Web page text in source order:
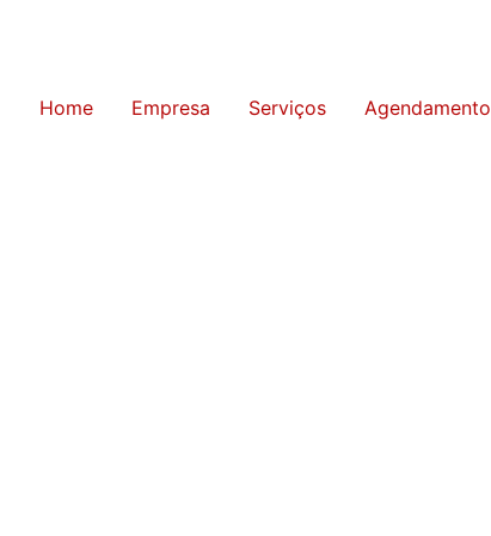
Home Empresa Serviços Agendamento